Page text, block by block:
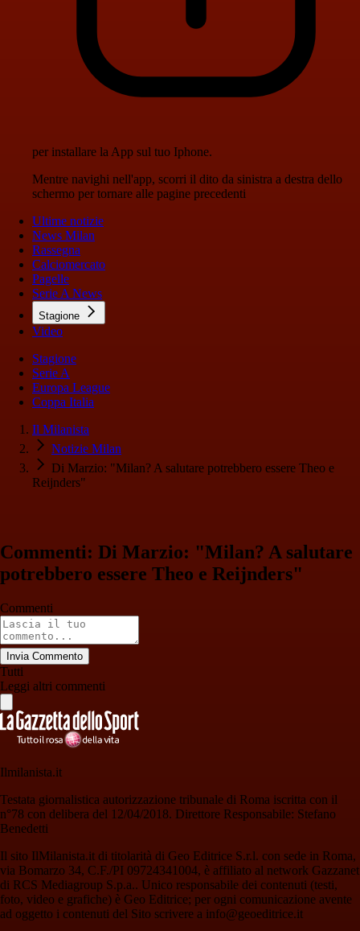
per installare la App sul tuo Iphone.
Mentre navighi nell'app, scorri il dito da sinistra a destra dello
schermo per tornare alle pagine precedenti
Ultime notizie
News Milan
Rassegna
Calciomercato
Pagelle
Serie A News
Stagione
Video
Stagione
Serie A
Europa League
Coppa Italia
Il Milanista
Notizie Milan
Di Marzio: "Milan? A salutare potrebbero essere Theo e
Reijnders"
Commenti: Di Marzio: "Milan? A salutare
potrebbero essere Theo e Reijnders"
Commenti
Invia Commento
Tutti
Leggi altri commenti
Ilmilanista.it
Testata giornalistica autorizzazione tribunale di Roma iscritta con il
n°78 con delibera del 12/04/2018. Direttore Responsabile: Stefano
Benedetti
Il sito IlMilanista.it di titolarità di Geo Editrice S.r.l. con sede in Roma,
via Bomarzo 34, C.F./PI 09724341004, è affiliato al network Gazzanet
di RCS Mediagroup S.p.a.. Unico responsabile dei contenuti (testi,
foto, video e grafiche) è Geo Editrice; per ogni comunicazione avente
ad oggetto i contenuti del Sito scrivere a info@geoeditrice.it